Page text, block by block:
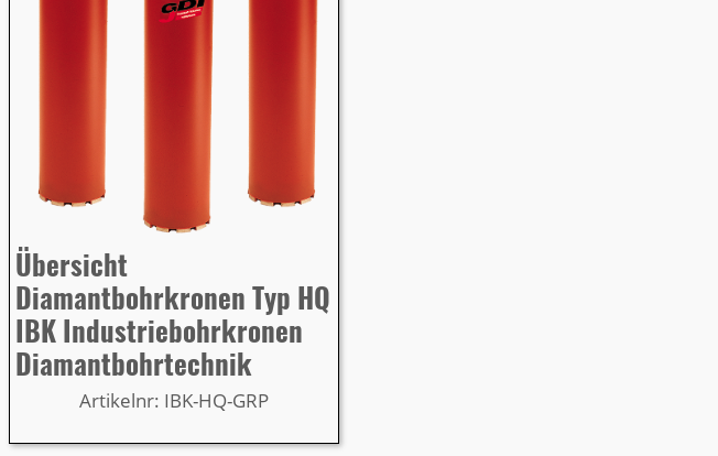
Übersicht
Diamantbohrkronen Typ HQ
IBK Industriebohrkronen
Diamantbohrtechnik
Artikelnr: IBK-HQ-GRP